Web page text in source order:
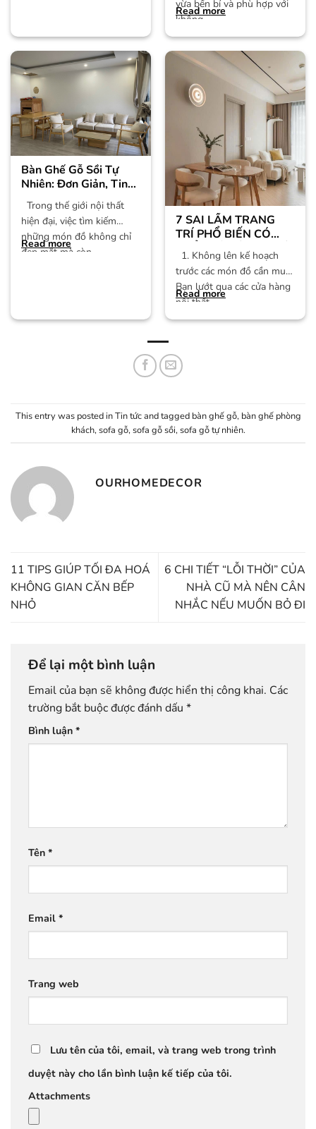
vừa bền bỉ và phù hợp với
không
Read more
Bàn Ghế Gỗ Sồi Tự
Nhiên: Đơn Giản, Tinh
Tế, Giá Cả Phải Chăng
Trong thế giới nội thất
hiện đại, việc tìm kiếm
những món đồ không chỉ
đẹp mắt mà còn
Read more
7 SAI LẦM TRANG
TRÍ PHỔ BIẾN CÓ
THỂ PHÁ HỎNG NGÔI
NHÀ MỚI
1. Không lên kế hoạch
trước các món đồ cần mua
Bạn lướt qua các cửa hàng
nội thất
Read more
This entry was posted inTin tứcand tagged bàn ghế gỗ, bàn ghế phòng
khách,sofa gỗ,sofa gỗ sồi,sofa gỗ tự nhiên.
OURHOMEDECOR
11 TIPS GIÚP TỐI ĐA HOÁ
KHÔNG GIAN CĂN BẾP
NHỎ
6 CHI TIẾT “LỖI THỜI” CỦA
NHÀ CŨ MÀ NÊN CÂN
NHẮC NẾU MUỐN BỎ ĐI
Để lại một bình luận
Email của bạn sẽ không được hiển thị công khai. Các
trường bắt buộc được đánh dấu *
Bình luận *
Tên *
Email *
Trang web
Lưu tên của tôi, email, và trang web trong trình
duyệt này cho lần bình luận kế tiếp của tôi.
Attachments